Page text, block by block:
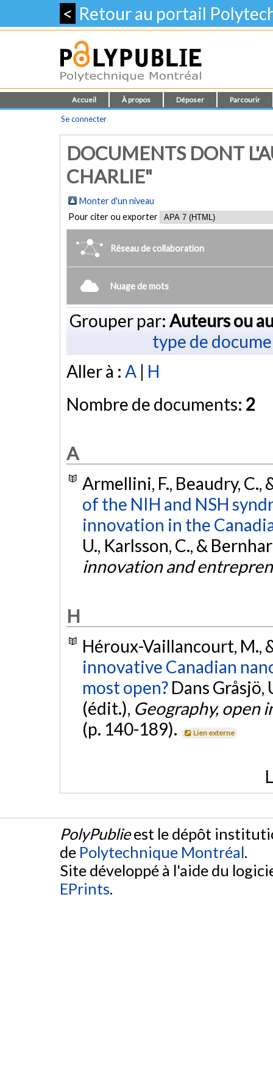
< Retour au portail
Accueil À propos Déposer Parcourir
Se connecter
DOCUMENTS DONT
CHARLIE"
Monter d'un niveau
Pour citer ou exporter
Réseau de collaboration
Nuage de mots
Grouper par: Auteurs ou
type de
Aller à : A | H
Nombre de documents: 2
A
Armellini, F., Beaudry,
of the NIH and NSH
innovation in the
U., Karlsson, C., &
innovation and
H
Héroux-Vaillancourt, M.,
innovative Canadian
most open? Dans Gråsjö,
(édit.), Geography, open
(p. 140-189).
Lien externe
PolyPublieest le dépôt
de Polytechnique Montréal.
Site développé à l'aide du
EPrints.